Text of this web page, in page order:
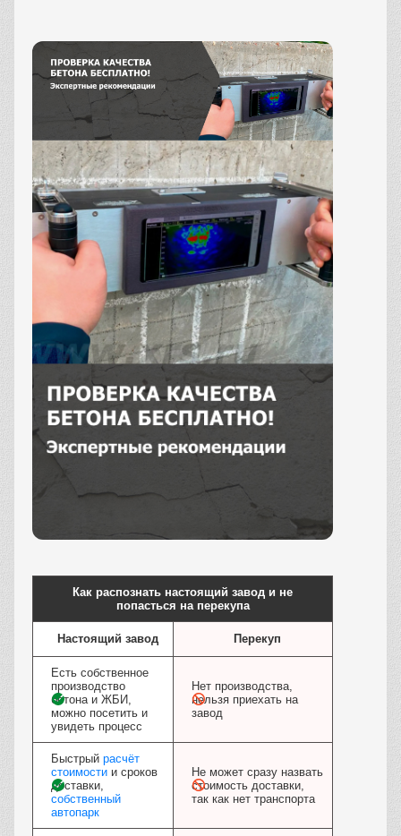
Как распознать настоящий завод и не
попасться на перекупа
Настоящий завод Перекуп
Есть собственное
производство
бетона и ЖБИ,
можно посетить и
увидеть процесс
Нет производства,
нельзя приехать на
завод
Быстрый расчёт
стоимости и сроков
доставки,
собственный
автопарк
Не может сразу назвать
стоимость доставки,
так как нет транспорта